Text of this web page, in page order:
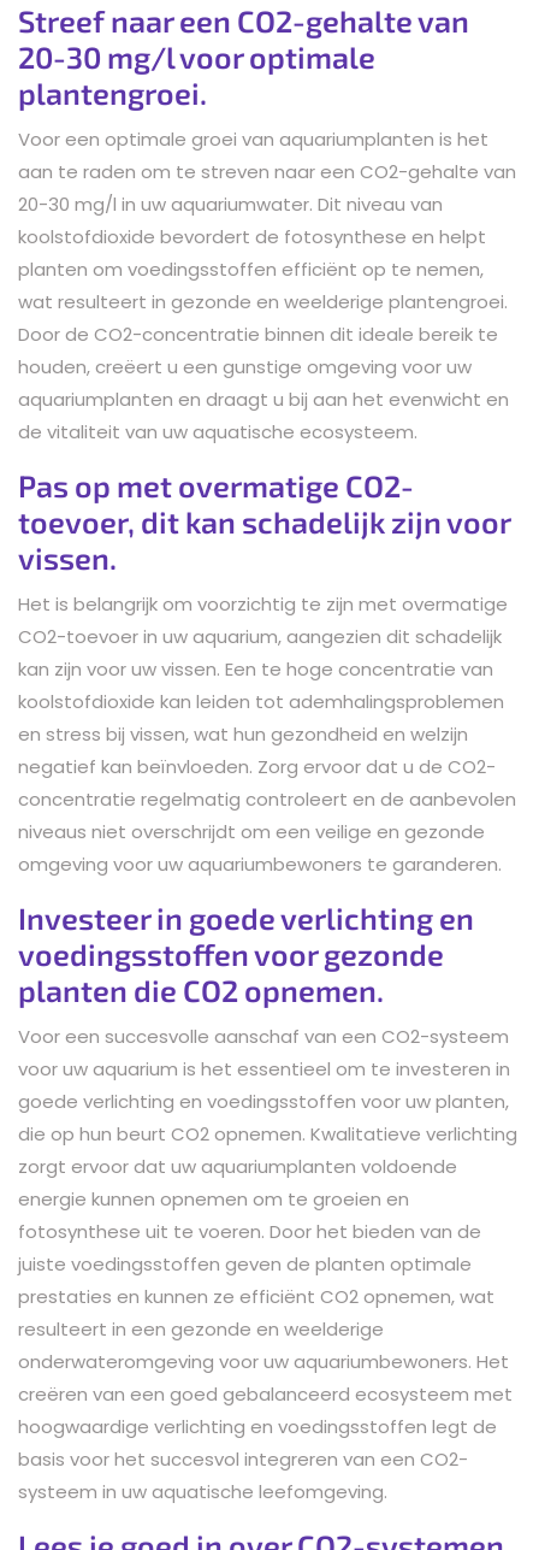
Streef naar een CO2-gehalte van
20-30 mg/l voor optimale
plantengroei.
Voor een optimale groei van aquariumplanten is het
aan te raden om te streven naar een CO2-gehalte van
20-30 mg/l in uw aquariumwater. Dit niveau van
koolstofdioxide bevordert de fotosynthese en helpt
planten om voedingsstoffen efficiënt op te nemen,
wat resulteert in gezonde en weelderige plantengroei.
Door de CO2-concentratie binnen dit ideale bereik te
houden, creëert u een gunstige omgeving voor uw
aquariumplanten en draagt u bij aan het evenwicht en
de vitaliteit van uw aquatische ecosysteem.
Pas op met overmatige CO2-
toevoer, dit kan schadelijk zijn voor
vissen.
Het is belangrijk om voorzichtig te zijn met overmatige
CO2-toevoer in uw aquarium, aangezien dit schadelijk
kan zijn voor uw vissen. Een te hoge concentratie van
koolstofdioxide kan leiden tot ademhalingsproblemen
en stress bij vissen, wat hun gezondheid en welzijn
negatief kan beïnvloeden. Zorg ervoor dat u de CO2-
concentratie regelmatig controleert en de aanbevolen
niveaus niet overschrijdt om een veilige en gezonde
omgeving voor uw aquariumbewoners te garanderen.
Investeer in goede verlichting en
voedingsstoffen voor gezonde
planten die CO2 opnemen.
Voor een succesvolle aanschaf van een CO2-systeem
voor uw aquarium is het essentieel om te investeren in
goede verlichting en voedingsstoffen voor uw planten,
die op hun beurt CO2 opnemen. Kwalitatieve verlichting
zorgt ervoor dat uw aquariumplanten voldoende
energie kunnen opnemen om te groeien en
fotosynthese uit te voeren. Door het bieden van de
juiste voedingsstoffen geven de planten optimale
prestaties en kunnen ze efficiënt CO2 opnemen, wat
resulteert in een gezonde en weelderige
onderwateromgeving voor uw aquariumbewoners. Het
creëren van een goed gebalanceerd ecosysteem met
hoogwaardige verlichting en voedingsstoffen legt de
basis voor het succesvol integreren van een CO2-
systeem in uw aquatische leefomgeving.